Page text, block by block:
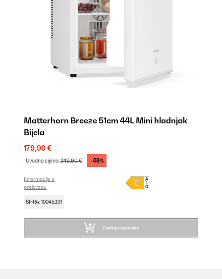
Matterhorn Breeze 51cm 44L Mini hladnjak
Bijela
179,90 €
Uvodna cijena:349,90 € -48%
Informacije o
proizvodu
ŠIFRA: 10045291
Dodaj u košaricu